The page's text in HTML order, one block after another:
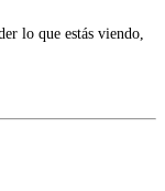
lo que estás viendo,